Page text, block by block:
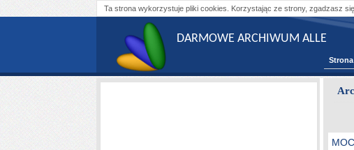
Ta strona wykorzystuje pliki cookies. Korzystając ze strony, zgadzasz
DARMOWE ARCHIWUM ALLE
Strona